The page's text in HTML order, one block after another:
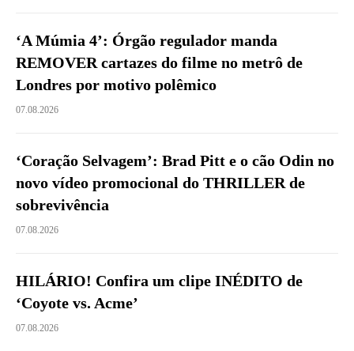
‘A Múmia 4’: Órgão regulador manda
REMOVER cartazes do filme no metrô de
Londres por motivo polêmico
07.08.2026
‘Coração Selvagem’: Brad Pitt e o cão Odin no
novo vídeo promocional do THRILLER de
sobrevivência
07.08.2026
HILÁRIO! Confira um clipe INÉDITO de
‘Coyote vs. Acme’
07.08.2026